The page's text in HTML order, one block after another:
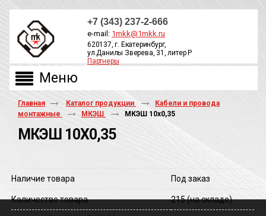
+7 (343) 237-2-666
e-mail: 1mkk@1mkk.ru
620137, г. Екатеринбург,
ул.Данилы Зверева, 31, литер Р
Партнеры
Главная Каталог продукции
Кабели и провода
монтажные
МКЭШ МКЭШ 10х0,35
МКЭШ 10Х0,35
Наличие товара Под заказ
Количество товара 215(на складе)